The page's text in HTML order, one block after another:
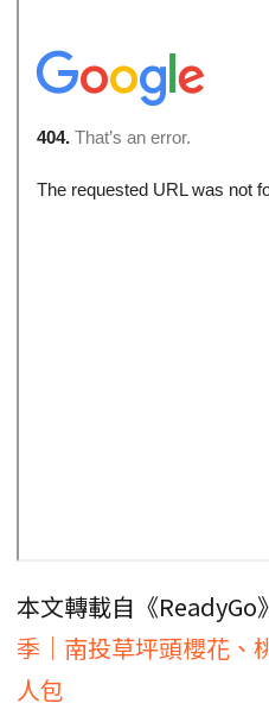
本文轉載自《ReadyGo
季｜南投草坪頭櫻花、
人包